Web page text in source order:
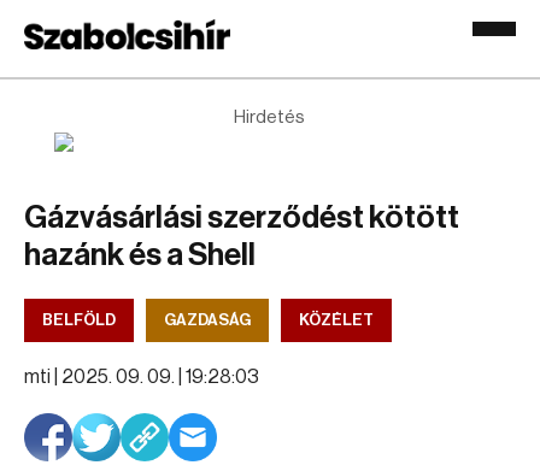
Hirdetés
Gázvásárlási szerződést kötött
hazánk és a Shell
BELFÖLD GAZDASÁG KÖZÉLET
mti | 2025. 09. 09. | 19:28:03